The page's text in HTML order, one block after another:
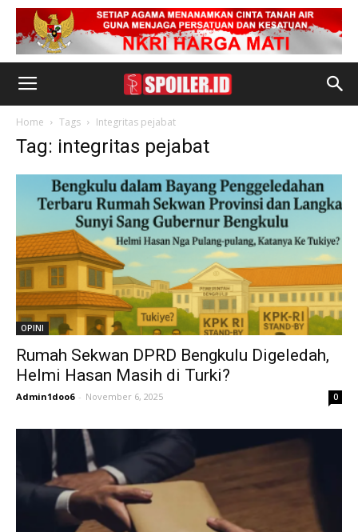
Home Tags Integritas pejabat
Tag: integritas pejabat
OPINI
Rumah Sekwan DPRD Bengkulu Digeledah,
Helmi Hasan Masih di Turki?
Admin1doo6 - November 6, 2025 0